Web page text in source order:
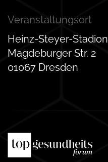
Veranstaltungsort
Heinz-Steyer-Stadion
Magdeburger Str. 2
01067 Dresden